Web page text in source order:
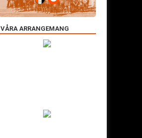
VÅRA ARRANGEMANG